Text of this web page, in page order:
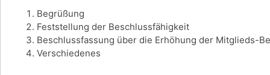
Begrüßung
Feststellung der Beschlussfähigkeit
Beschlussfassung über die Erhöhung der Mitglieds-
Verschiedenes